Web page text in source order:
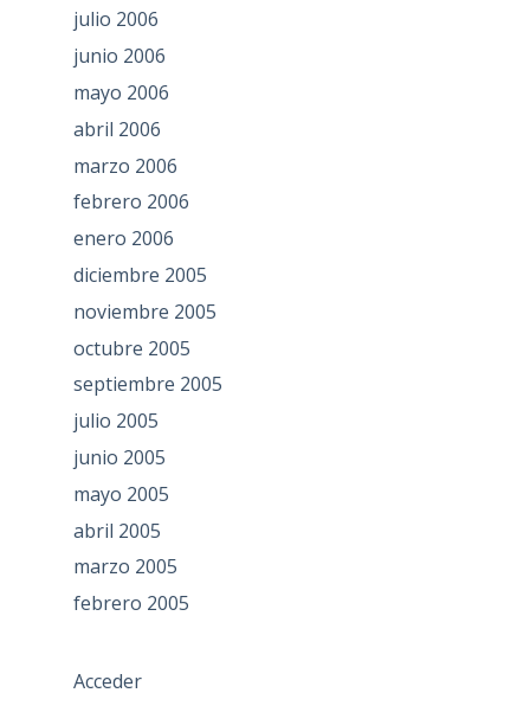
julio 2006
junio 2006
mayo 2006
abril 2006
marzo 2006
febrero 2006
enero 2006
diciembre 2005
noviembre 2005
octubre 2005
septiembre 2005
julio 2005
junio 2005
mayo 2005
abril 2005
marzo 2005
febrero 2005
Acceder